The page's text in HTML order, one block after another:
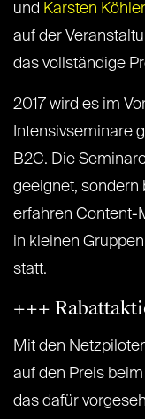
und Karsten Köhler
auf der
das vollständige
2017 wird es im
Intensivseminare
B2C. Die
geeignet, sondern
erfahren Content-
in kleinen
statt.
+++
Mit den
auf den Preis
das dafür